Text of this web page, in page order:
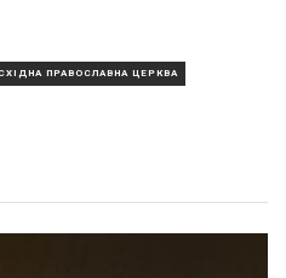
ПРАВОСЛАВНА ЦЕРКВА